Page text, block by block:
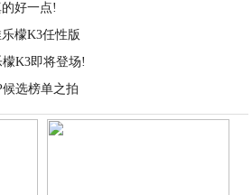
好一点!
檬K3任性版
K3即将登场!
候选榜单之拍
2021-03-04